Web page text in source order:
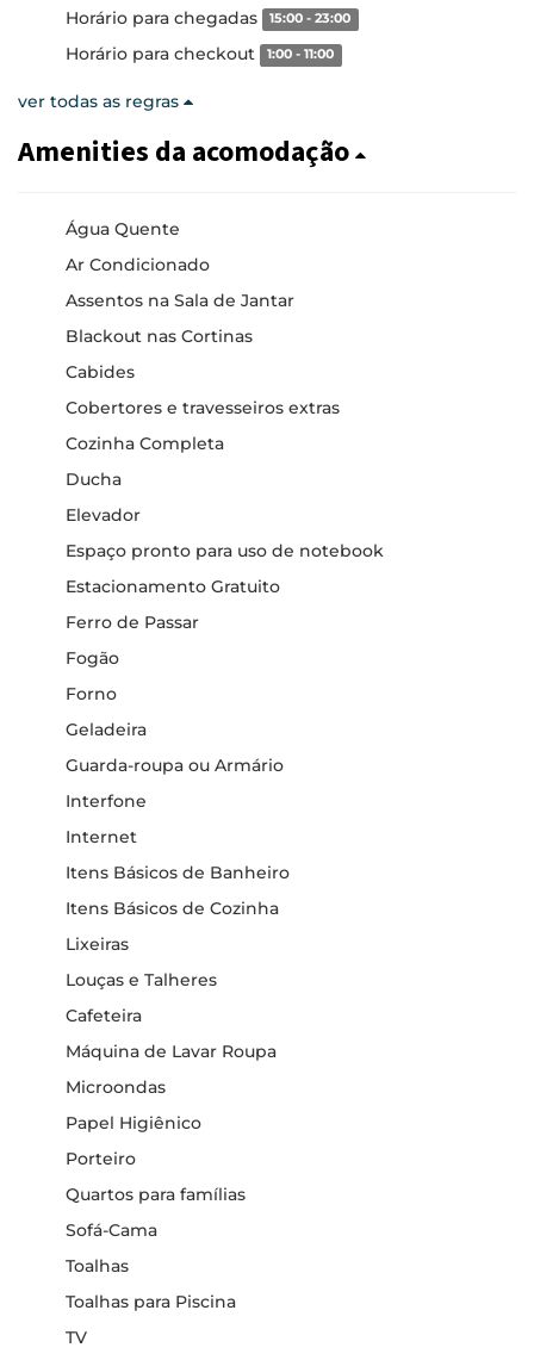
Horário para chegadas 15:00 - 23:00
Horário para checkout 1:00 - 11:00
ver todas as regras
Amenities da acomodação
Água Quente
Ar Condicionado
Assentos na Sala de Jantar
Blackout nas Cortinas
Cabides
Cobertores e travesseiros extras
Cozinha Completa
Ducha
Elevador
Espaço pronto para uso de notebook
Estacionamento Gratuito
Ferro de Passar
Fogão
Forno
Geladeira
Guarda-roupa ou Armário
Interfone
Internet
Itens Básicos de Banheiro
Itens Básicos de Cozinha
Lixeiras
Louças e Talheres
Cafeteira
Máquina de Lavar Roupa
Microondas
Papel Higiênico
Porteiro
Quartos para famílias
Sofá-Cama
Toalhas
Toalhas para Piscina
TV